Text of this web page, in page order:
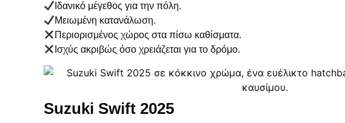
Ιδανικό μέγεθος για την πόλη.
Μειωμένη κατανάλωση.
Περιορισμένος χώρος στα πίσω καθίσματα.
Ισχύς ακριβώς όσο χρειάζεται για το δρόμο.
Suzuki Swift 2025